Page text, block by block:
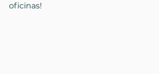
oficinas!